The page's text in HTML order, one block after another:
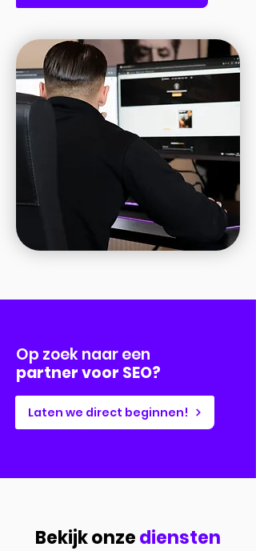
Op zoek naar een
partner voor SEO?
Laten we direct beginnen!
Bekijk onzediensten